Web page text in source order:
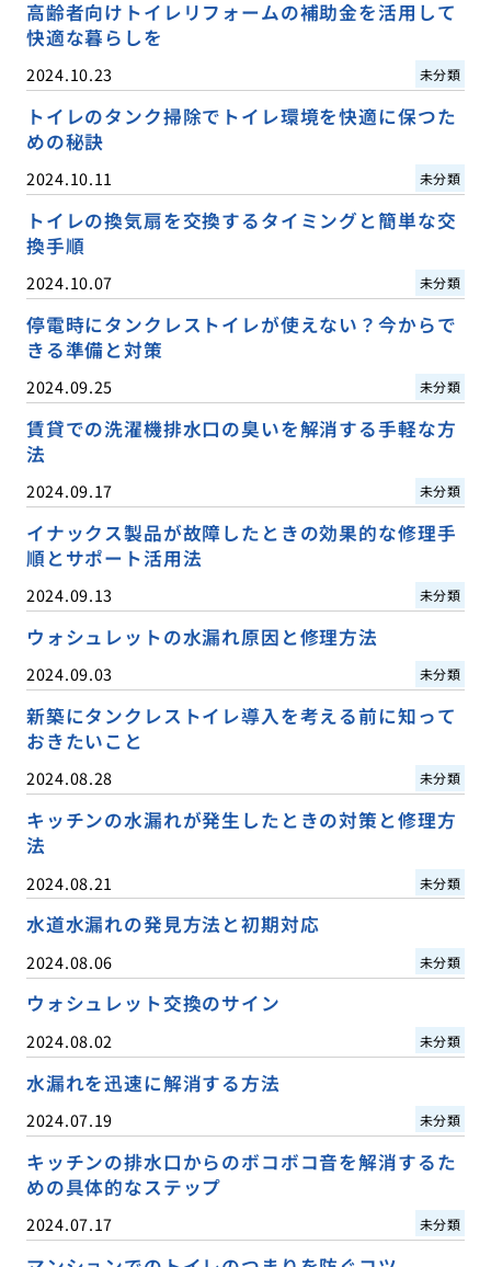
高齢者向けトイレリフォームの補助金を活用して
快適な暮らしを
2024.10.23 未分類
トイレのタンク掃除でトイレ環境を快適に保つた
めの秘訣
2024.10.11 未分類
トイレの換気扇を交換するタイミングと簡単な交
換手順
2024.10.07 未分類
停電時にタンクレストイレが使えない？今からで
きる準備と対策
2024.09.25 未分類
賃貸での洗濯機排水口の臭いを解消する手軽な方
法
2024.09.17 未分類
イナックス製品が故障したときの効果的な修理手
順とサポート活用法
2024.09.13 未分類
ウォシュレットの水漏れ原因と修理方法
2024.09.03 未分類
新築にタンクレストイレ導入を考える前に知って
おきたいこと
2024.08.28 未分類
キッチンの水漏れが発生したときの対策と修理方
法
2024.08.21 未分類
水道水漏れの発見方法と初期対応
2024.08.06 未分類
ウォシュレット交換のサイン
2024.08.02 未分類
水漏れを迅速に解消する方法
2024.07.19 未分類
キッチンの排水口からのボコボコ音を解消するた
めの具体的なステップ
2024.07.17 未分類